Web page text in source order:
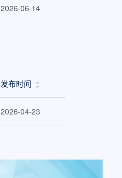
2026-06-14
发布时间
2026-04-23